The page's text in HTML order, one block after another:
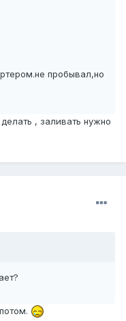
пробывал,но
, заливать нужно